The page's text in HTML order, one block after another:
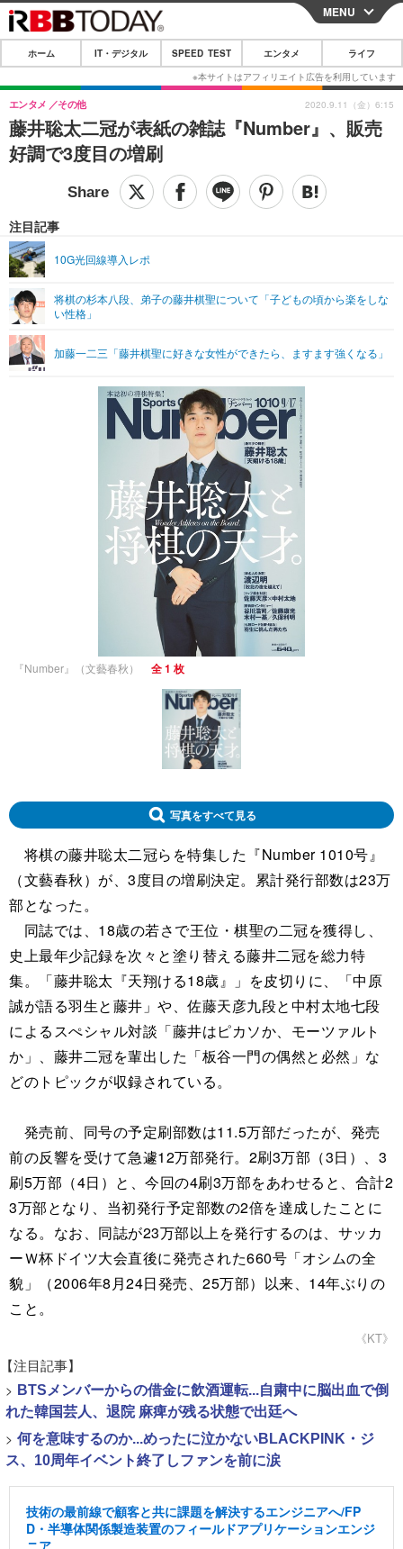
CLOSE
ホーム
IT・デジタル
IT・デジタルTOP スマートフォン
ショッピング その他
SPEED TEST
エンタメTOP 映画・ドラマ
グラビア
ショッピング その他
ライフTOP
その他
リリース一覧
プッシュ通知の停止方法
MENU
ホーム IT・デジタル SPEED TEST エンタメ ライフ
藤井聡太二冠が表紙の雑誌『Number』、販売
好調で3度目の増刷
エンタメ その他
注目記事
10G光回線導入レポ
将棋の杉本八段、弟子の藤井棋聖について「子どもの頃から楽をしな
い性格」
加藤一二三「藤井棋聖に好きな女性ができたら、ますます強くなる」
2020.9.11（金）6:15
『Number』（文藝春秋） 全 1 枚
写真をすべて見る
将棋の藤井聡太二冠らを特集した『Number 1010号』
（文藝春秋）が、3度目の増刷決定。累計発行部数は23万
部となった。
同誌では、18歳の若さで王位・棋聖の二冠を獲得し、
史上最年少記録を次々と塗り替える藤井二冠を総力特
集。「藤井聡太『天翔ける18歳』」を皮切りに、「中原
誠が語る羽生と藤井」や、佐藤天彦九段と中村太地七段
によるスぺシャル対談「藤井はピカソか、モーツァルト
か」、藤井二冠を輩出した「板谷一門の偶然と必然」な
どのトピックが収録されている。
発売前、同号の予定刷部数は11.5万部だったが、発売
前の反響を受けて急遽12万部発行。2刷3万部（3日）、3
刷5万部（4日）と、今回の4刷3万部をあわせると、合計2
3万部となり、当初発行予定部数の2倍を達成したことに
なる。なお、同誌が23万部以上を発行するのは、サッカ
ーＷ杯ドイツ大会直後に発売された660号「オシムの全
貌」（2006年8月24日発売、25万部）以来、14年ぶりの
こと。
《KT》
【注目記事】
> BTSメンバーからの借金に飲酒運転...自粛中に脳出血で倒
れた韓国芸人、退院 麻痺が残る状態で出廷へ
> 何を意味するのか...めったに泣かないBLACKPINK・ジ
ス、10周年イベント終了しファンを前に涙
技術の最前線で顧客と共に課題を解決するエンジニアへ/FP
D・半導体関係製造装置のフィールドアプリケーションエンジ